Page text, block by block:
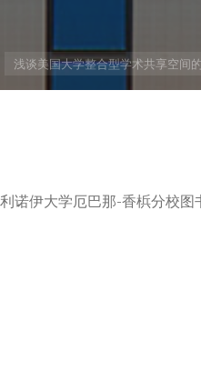
浅谈美国大学整合型学术共享空
伊大学厄巴那-香梹分校图